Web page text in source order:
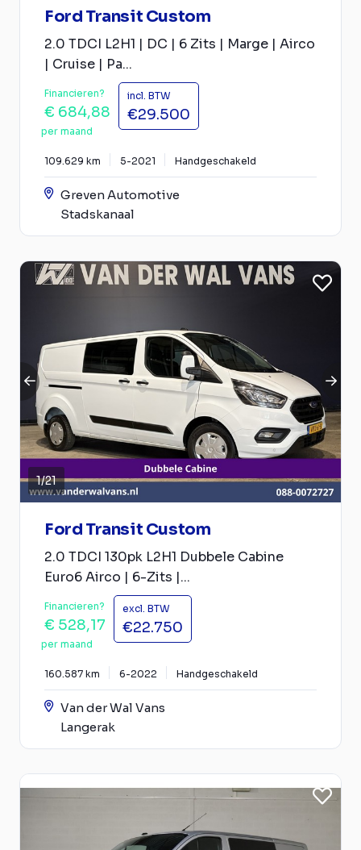
Ford Transit Custom
2.0 TDCI L2H1 | DC | 6 Zits | Marge | Airco
| Cruise | Pa...
Financieren?
€ 684,88
per maand
incl. BTW
€29.500
109.629 km 5-2021 Handgeschakeld
Greven Automotive
Stadskanaal
1/21
Ford Transit Custom
2.0 TDCI 130pk L2H1 Dubbele Cabine
Euro6 Airco | 6-Zits |...
Financieren?
€ 528,17
per maand
excl. BTW
€22.750
160.587 km 6-2022 Handgeschakeld
Van der Wal Vans
Langerak